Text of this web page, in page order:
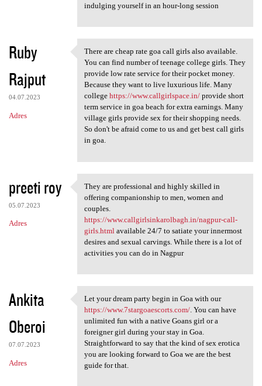
indulging yourself in an hour-long session
Ruby
Rajput
04.07.2023
Adres
There are cheap rate goa call
There are cheap rate goa call girls also available.
You can find number of teenage college girls. They
provide low rate service for their pocket money.
Because they want to live luxurious life. Many
college https://www.callgirlspace.in/provide short
term service in goa beach for extra earnings. Many
village girls provide sex for their shopping needs.
So don't be afraid come to us and get best call girls
in goa.
preeti roy
05.07.2023
Adres
They are professional and
They are professional and highly skilled in
offering companionship to men, women and
couples.
https://www.callgirlsinkarolbagh.in/nagpur-call-
girls.html available 24/7 to satiate your innermost
desires and sexual carvings. While there is a lot of
activities you can do in Nagpur
Ankita
Oberoi
07.07.2023
Adres
Let your dream party begin in
Let your dream party begin in Goa with our
https://www.7stargoaescorts.com/. You can have
unlimited fun with a native Goans girl or a
foreigner girl during your stay in Goa.
Straightforward to say that the kind of sex erotica
you are looking forward to Goa we are the best
guide for that.